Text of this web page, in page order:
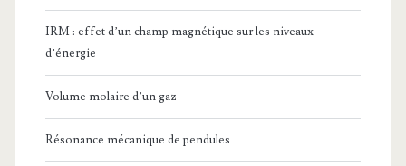
IRM : effet d’un champ magnétique sur les niveaux
d’énergie
Volume molaire d’un gaz
Résonance mécanique de pendules